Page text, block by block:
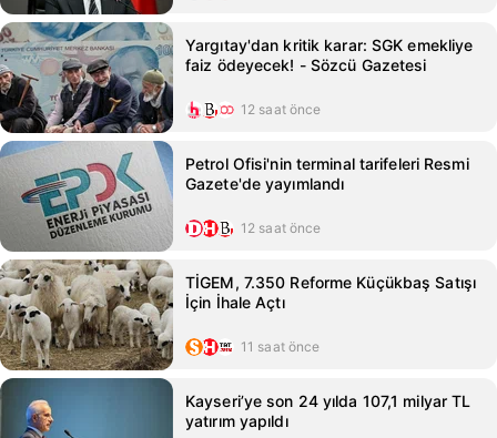
Yargıtay'dan kritik karar: SGK emekliye
faiz ödeyecek! - Sözcü Gazetesi
12 saat önce
Petrol Ofisi'nin terminal tarifeleri Resmi
Gazete'de yayımlandı
12 saat önce
TİGEM, 7.350 Reforme Küçükbaş Satışı
İçin İhale Açtı
11 saat önce
Kayseri’ye son 24 yılda 107,1 milyar TL
yatırım yapıldı